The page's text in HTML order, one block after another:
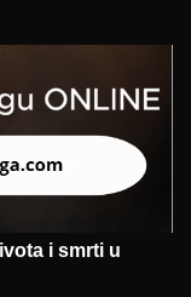
i smrti u